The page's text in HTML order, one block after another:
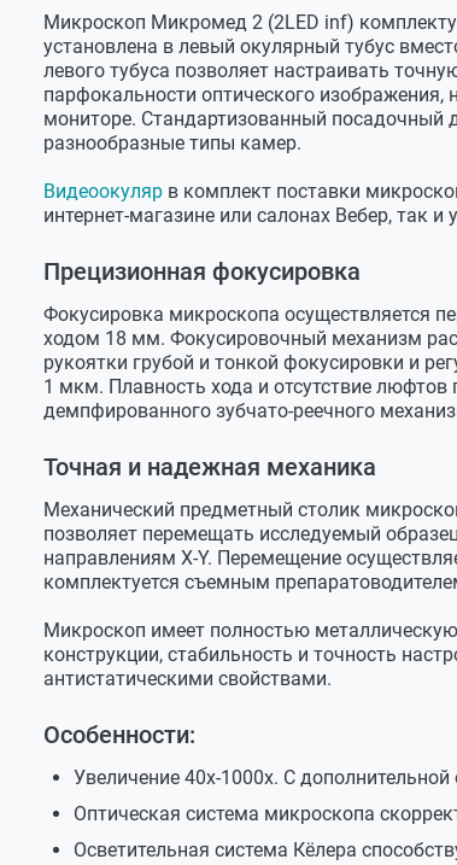
Микроскоп Микромед 2 (2LED inf)
установлена в левый окулярный тубус
левого тубуса позволяет настраивать
парфокальности оптического
мониторе. Стандартизованный посадочный
разнообразные типы камер.
Видеоокуляр в комплект поставки
интернет-магазине или салонах Вебер, так и
Прецизионная фокусировка
Фокусировка микроскопа осуществляется
ходом 18 мм. Фокусировочный механизм
рукоятки грубой и тонкой фокусировки и
1 мкм. Плавность хода и отсутствие
демпфированного зубчато-реечного
Точная и надежная механика
Механический предметный столик
позволяет перемещать исследуемый
направлениям X-Y. Перемещение
комплектуется съемным
Микроскоп имеет полностью
конструкции, стабильность и точность
антистатическими свойствами.
Особенности:
Увеличение 40х-1000х. С дополнительной
Оптическая система микроскопа
Осветительная система Кёлера
Слот
Полевая диафрагма
Механизм фокусировки
Диапазон хода фокусировки
Цена деления тонкой фокусировки
Механизм регулировки жесткости грубой
фокусировки
Фазово-контрастное устройство*
Фазово-контрастный слайдер
Фазово-контрастные объективы
Конденсор темного поля*
Конденсор темного поля сухой
Конденсор темного поля иммерсионный
Слайдер темного поля
Источник света